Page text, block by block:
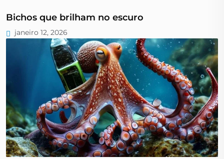
Bichos que brilham no escuro
janeiro 12, 2026